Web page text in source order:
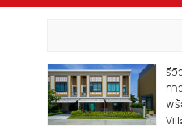
รีวิ
ทา
พร้